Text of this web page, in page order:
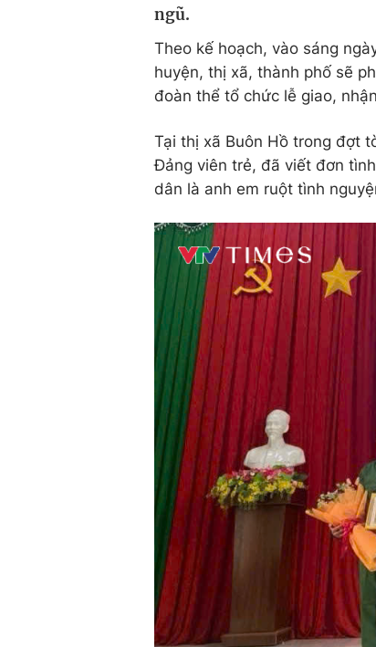
ngũ.
Theo kế hoạch, vào sáng
huyện, thị xã, thành phố sẽ
đoàn thể tổ chức lễ giao,
Tại thị xã Buôn Hồ trong đợt
Đảng viên trẻ, đã viết đơn
dân là anh em ruột tình